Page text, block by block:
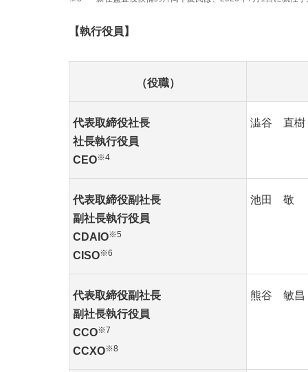
【執行役員】
（役職）
代表取締役社長
社長執行役員
CEO※4
澁谷 直樹
代表取締役副社長
副社長執行役員
CDAIO※5
CISO※6
池田 敬
代表取締役副社長
副社長執行役員
CCO※7
CCXO※8
熊谷 敏昌